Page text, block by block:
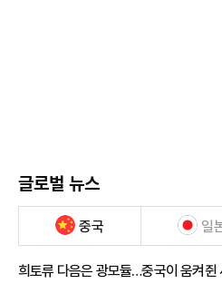
글로벌 뉴스
중국 일
희토류 다음은 광모듈…중국이 움켜쥔